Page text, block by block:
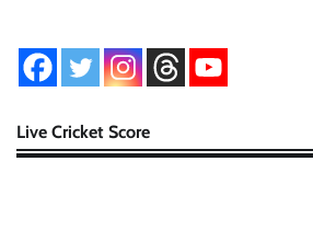
Live Cricket Score